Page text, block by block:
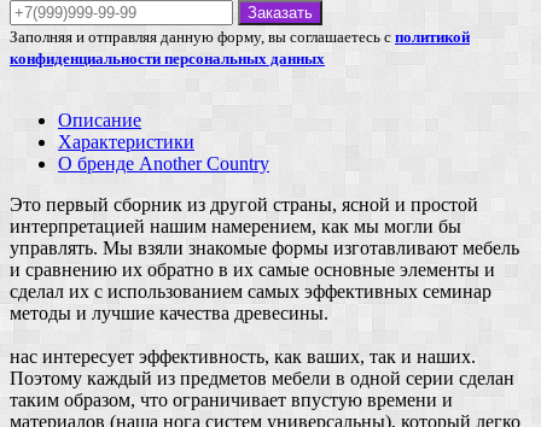
Заказать
Заполняя и отправляя данную форму, вы соглашаетесь с политикой
конфиденциальности персональных данных
Описание
Характеристики
О бренде Another Country
Это первый сборник из другой страны, ясной и простой
интерпретацией нашим намерением, как мы могли бы
управлять. Мы взяли знакомые формы изготавливают мебель
и сравнению их обратно в их самые основные элементы и
сделал их с использованием самых эффективных семинар
методы и лучшие качества древесины.
нас интересует эффективность, как ваших, так и наших.
Поэтому каждый из предметов мебели в одной серии сделан
таким образом, что ограничивает впустую времени и
материалов (наша нога систем универсальны), который легко